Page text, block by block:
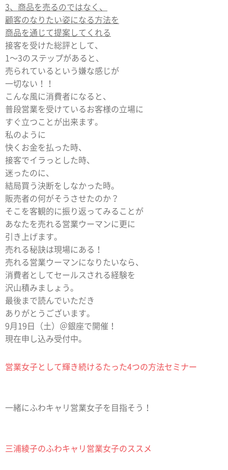
3、商品を売るのではなく、
顧客のなりたい姿になる方法を
商品を通じて提案してくれる
接客を受けた総評として、
1〜3のステップがあると、
売られているという嫌な感じが
一切ない！！
こんな風に消費者になると、
普段営業を受けているお客様の立場に
すぐ立つことが出来ます。
私のように
快くお金を払った時、
接客でイラっとした時、
迷ったのに、
結局買う決断をしなかった時。
販売者の何がそうさせたのか？
そこを客観的に振り返ってみることが
あなたを売れる営業ウーマンに更に
引き上げます。
売れる秘訣は現場にある！
売れる営業ウーマンになりたいなら、
消費者としてセールスされる経験を
沢山積みましょう。
最後まで読んでいただき
ありがとうございます。
9月19日（土）＠銀座で開催！
現在申し込み受付中。
営業女子として輝き続けるたった4つの方法セミナー
一緒にふわキャリ営業女子を目指そう！
三浦綾子のふわキャリ営業女子のススメ